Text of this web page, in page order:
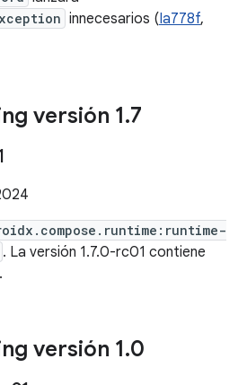
innecesarios (Ia778f,
versión 1.7
. La versión 1.7.0-rc01 contiene
.
versión 1.0